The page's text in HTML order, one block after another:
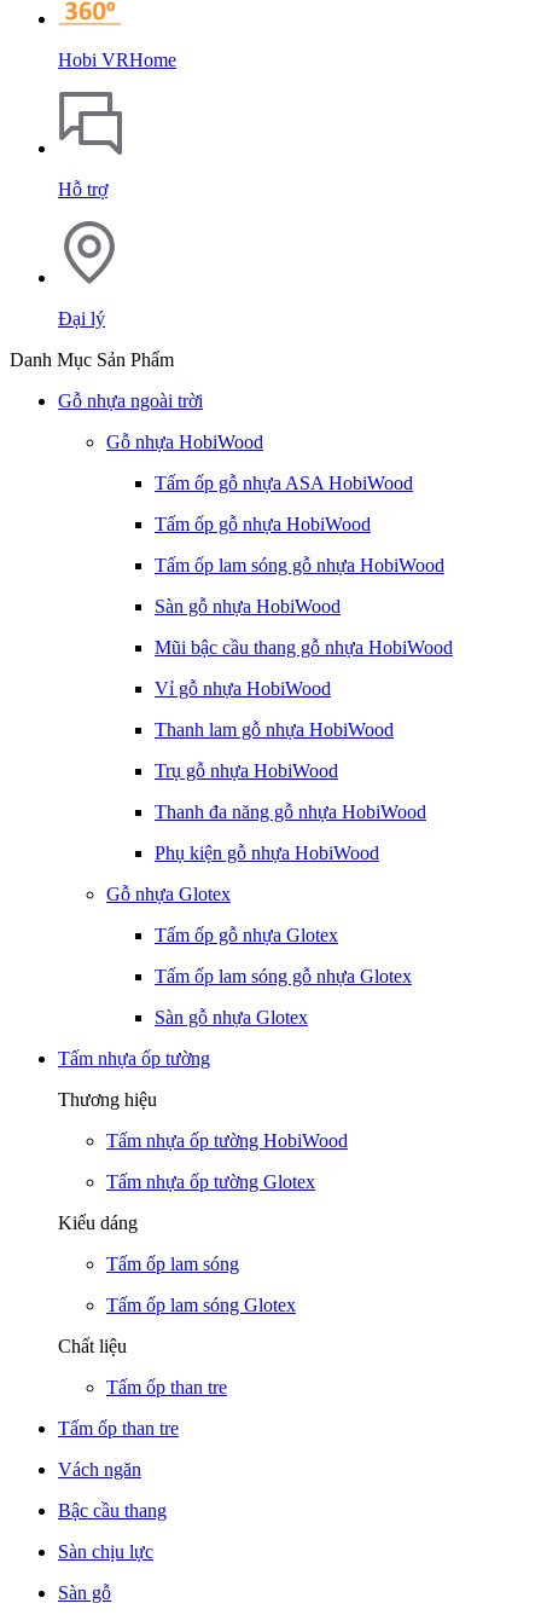
Hobi VRHome
Hỗ trợ
Đại lý
Danh Mục Sản Phẩm
Gỗ nhựa ngoài trời
Gỗ nhựa HobiWood
Tấm ốp gỗ nhựa ASA HobiWood
Tấm ốp gỗ nhựa HobiWood
Tấm ốp lam sóng gỗ nhựa HobiWood
Sàn gỗ nhựa HobiWood
Mũi bậc cầu thang gỗ nhựa HobiWood
Vỉ gỗ nhựa HobiWood
Thanh lam gỗ nhựa HobiWood
Trụ gỗ nhựa HobiWood
Thanh đa năng gỗ nhựa HobiWood
Phụ kiện gỗ nhựa HobiWood
Gỗ nhựa Glotex
Tấm ốp gỗ nhựa Glotex
Tấm ốp lam sóng gỗ nhựa Glotex
Sàn gỗ nhựa Glotex
Tấm nhựa ốp tường
Thương hiệu
Tấm nhựa ốp tường HobiWood
Tấm nhựa ốp tường Glotex
Kiểu dáng
Tấm ốp lam sóng
Tấm ốp lam sóng Glotex
Chất liệu
Tấm ốp than tre
Tấm ốp than tre
Vách ngăn
Bậc cầu thang
Sàn chịu lực
Sàn gỗ